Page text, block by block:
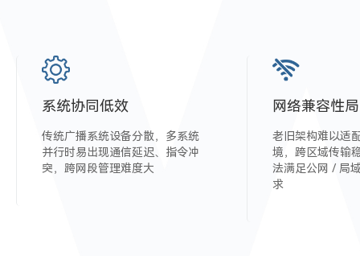
系统协同低效
传统广播系统设备分散，多系统
并行时易出现通信延迟、指令冲
突，跨网段管理难度大
网络兼容性
老旧架构难以适
境，跨区域传输
法满足公网 / 局
求